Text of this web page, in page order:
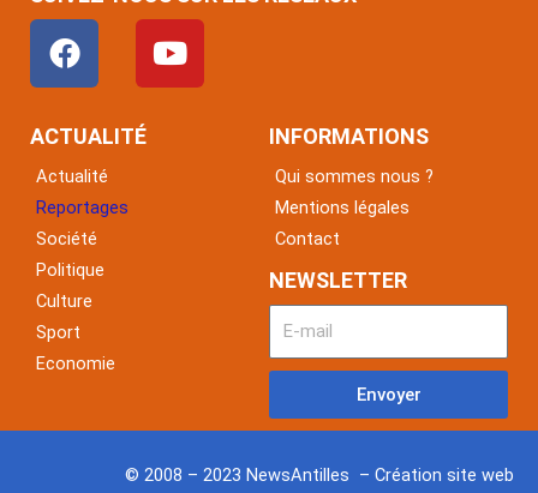
F
a
c
e
o
o
k
Y
o
u
ACTUALITÉ
Actualité
Reportages
Société
Politique
Culture
Sport
Economie
INFORMATIONS
Qui sommes nous ?
Mentions légales
Contact
NEWSLETTER
Envoyer
© 2008 – 2023 NewsAntilles – Création site web